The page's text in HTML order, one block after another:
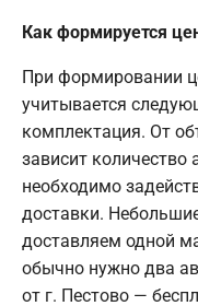
Как формируется
При формировании
учитывается
комплектация. От
зависит количество
необходимо
доставки.
доставляем одной
обычно нужно два
от г. Пестово —